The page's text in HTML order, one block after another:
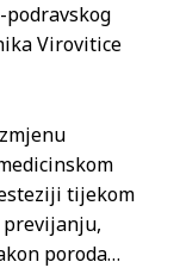
Virovitice
tijekom
previjanju,
poroda…